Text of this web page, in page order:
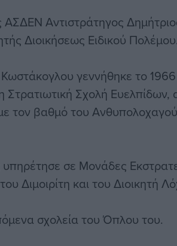
ΑΣΔΕΝ Αντιστράτηγος
Διοικήσεως Ειδικού Πολέμου.
γεννήθηκε το
Στρατιωτική Σχολή Ευελπίδων,
τον βαθμό του
σε Μονάδες
Διμοιρίτη και του Διοικητή
σχολεία του Όπλου του.